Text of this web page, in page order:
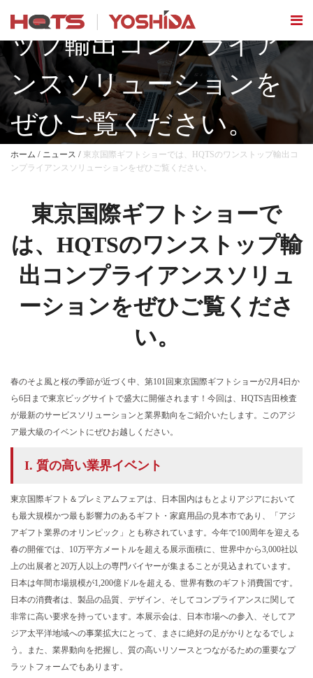
ップ輸出コンプライア
ンスソリューションを
ぜひご覧ください。
ホーム / ニュース / 東京国際ギフトショーでは、HQTSのワンストップ輸出コ
ンプライアンスソリューションをぜひご覧ください。
東京国際ギフトショーで
は、HQTSのワンストップ輸
出コンプライアンスソリュ
ーションをぜひご覧くださ
い。
春のそよ風と桜の季節が近づく中、第101回東京国際ギフトショーが2月4日か
ら6日まで東京ビッグサイトで盛大に開催されます！今回は、HQTS吉田検査
が最新のサービスソリューションと業界動向をご紹介いたします。このアジ
ア最大級のイベントにぜひお越しください。
I. 質の高い業界イベント
東京国際ギフト＆プレミアムフェアは、日本国内はもとよりアジアにおいて
も最大規模かつ最も影響力のあるギフト・家庭用品の見本市であり、「アジ
アギフト業界のオリンピック」とも称されています。今年で100周年を迎える
春の開催では、10万平方メートルを超える展示面積に、世界中から3,000社以
上の出展者と20万人以上の専門バイヤーが集まることが見込まれています。
日本は年間市場規模が1,200億ドルを超える、世界有数のギフト消費国です。
日本の消費者は、製品の品質、デザイン、そしてコンプライアンスに関して
非常に高い要求を持っています。本展示会は、日本市場への参入、そしてア
ジア太平洋地域への事業拡大にとって、まさに絶好の足がかりとなるでしょ
う。また、業界動向を把握し、質の高いリソースとつながるための重要なプ
ラットフォームでもあります。